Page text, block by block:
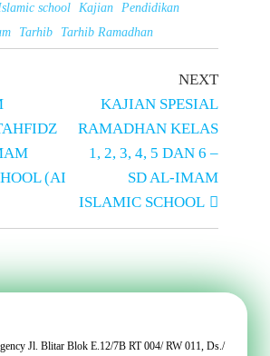
school Kajian
Pendidikan
Tarhib Tarhib Ramadhan
(AI
NEXT
KAJIAN SPESIAL
RAMADHAN KELAS
1, 2, 3, 4, 5 DAN 6 –
SD AL-IMAM
ISLAMIC SCHOOL
Jl. Blitar Blok E.12/7B RT 004/ RW 011, Ds./